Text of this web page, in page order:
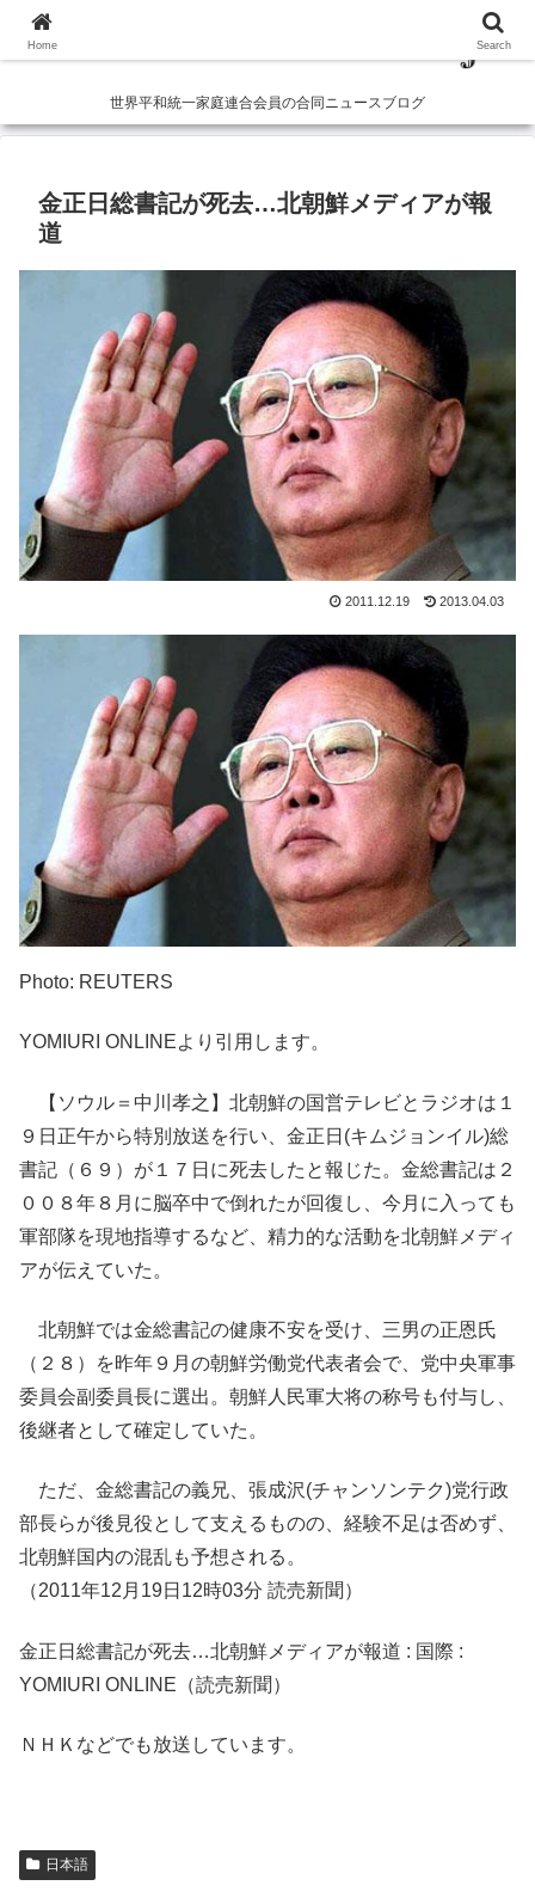
世界平和統一家庭連合会員の合同ニュースブログ
金正日総書記が死去…北朝鮮メディアが報
道
2011.12.19 2013.04.03
Photo: REUTERS
YOMIURI ONLINEより引用します。
【ソウル＝中川孝之】北朝鮮の国営テレビとラジオは１
９日正午から特別放送を行い、金正日(キムジョンイル)総
書記（６９）が１７日に死去したと報じた。金総書記は２
００８年８月に脳卒中で倒れたが回復し、今月に入っても
軍部隊を現地指導するなど、精力的な活動を北朝鮮メディ
アが伝えていた。
北朝鮮では金総書記の健康不安を受け、三男の正恩氏
（２８）を昨年９月の朝鮮労働党代表者会で、党中央軍事
委員会副委員長に選出。朝鮮人民軍大将の称号も付与し、
後継者として確定していた。
ただ、金総書記の義兄、張成沢(チャンソンテク)党行政
部長らが後見役として支えるものの、経験不足は否めず、
北朝鮮国内の混乱も予想される。
（2011年12月19日12時03分 読売新聞）
金正日総書記が死去…北朝鮮メディアが報道 : 国際 :
YOMIURI ONLINE（読売新聞）
ＮＨＫなどでも放送しています。
日本語
Home Search